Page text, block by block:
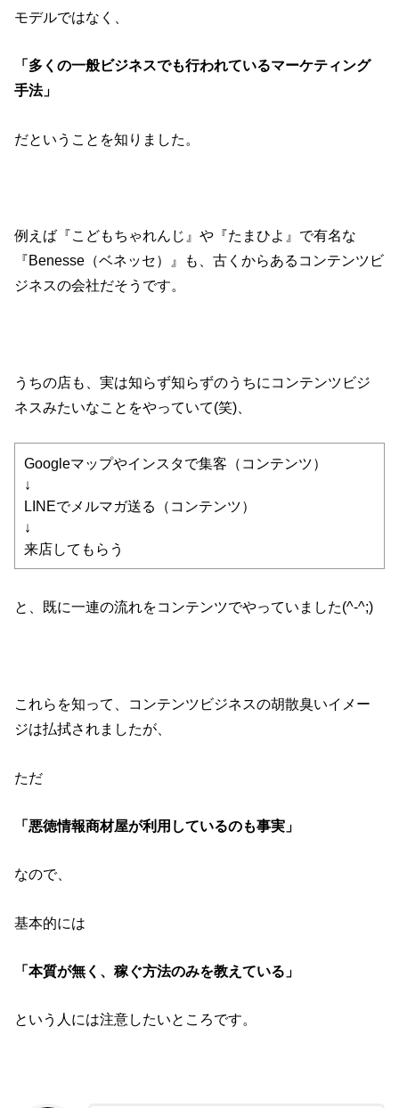
モデルではなく、
「多くの一般ビジネスでも行われているマーケティング
手法」
だということを知りました。
例えば『こどもちゃれんじ』や『たまひよ』で有名な
『Benesse（ベネッセ）』も、古くからあるコンテンツビ
ジネスの会社だそうです。
うちの店も、実は知らず知らずのうちにコンテンツビジ
ネスみたいなことをやっていて(笑)、
Googleマップやインスタで集客（コンテンツ）
↓
LINEでメルマガ送る（コンテンツ）
↓
来店してもらう
と、既に一連の流れをコンテンツでやっていました(^-^;)
これらを知って、コンテンツビジネスの胡散臭いイメー
ジは払拭されましたが、
ただ
「悪徳情報商材屋が利用しているのも事実」
なので、
基本的には
「本質が無く、稼ぐ方法のみを教えている」
という人には注意したいところです。